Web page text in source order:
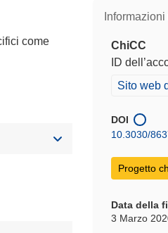
ChiCC
ID
(si
una
nuova
Sito web
DOI
10.3030/
Progetto
Data della
3 Marzo
come